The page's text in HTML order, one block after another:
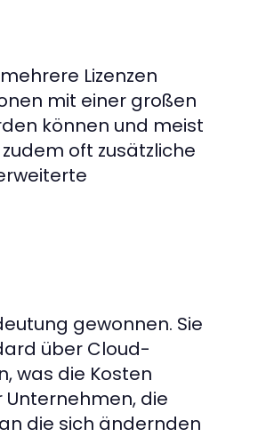
Lizenzen
mit einer großen
können und meist
oft zusätzliche
gewonnen. Sie
über Cloud-
was die Kosten
die
die sich ändernden